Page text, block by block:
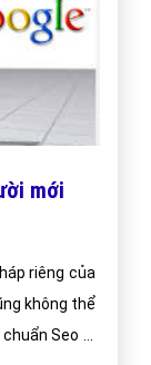
mới
riêng của
không thể
Seo là